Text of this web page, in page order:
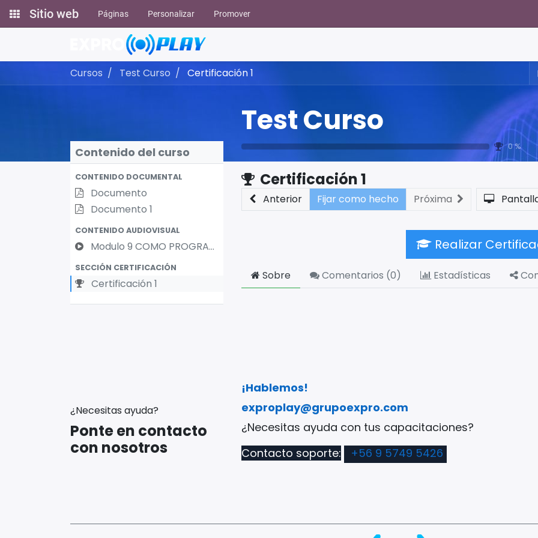
Sitio web Páginas Personalizar Promover
Cursos Test Curso Certificación 1
Test Curso
0 %
Contenido del curso
CONTENIDO DOCUMENTAL
Documento
Documento 1
CONTENIDO AUDIOVISUAL
Modulo 9 COMO PROGRAMAR SU MENTE PARA EL EXITO
SECCIÓN CERTIFICACIÓN
Certificación 1
Certificación 1
Anterior Fijar como hecho Próxima
Realizar
Sobre Comentarios (0) Estadísticas
¿Necesitas ayuda?
Ponte en contacto
con nosotros
¡Hablemos!
exproplay@grupoexpro.com
​¿Necesitas ayuda con tus capacitaciones?
Contacto soporte:
+56 9 5749 5426